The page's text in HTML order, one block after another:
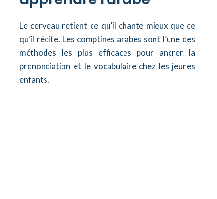
Le cerveau retient ce qu’il chante mieux que ce
qu’il récite. Les comptines arabes sont l’une des
méthodes les plus efficaces pour ancrer la
prononciation et le vocabulaire chez les jeunes
enfants.